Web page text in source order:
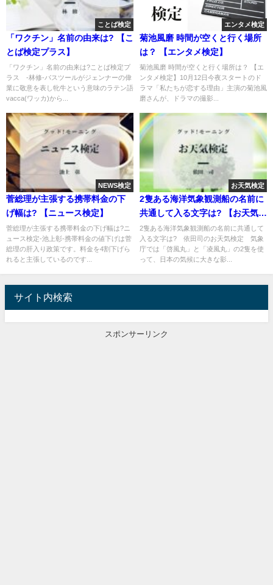
ことば検定
「ワクチン」名前の由来は? 【こ
とば検定プラス】
「ワクチン」名前の由来は?ことば検定プ
ラス -林修-パスツールがジェンナーの偉
業に敬意を表し牝牛という意味のラテン語
vacca(ワッカ)から...
エンタメ検定
菊池風磨 時間が空くと行く場所
は？ 【エンタメ検定】
菊池風磨 時間が空くと行く場所は？ 【エ
ンタメ検定】10月12日今夜スタートのド
ラマ「私たちが恋する理由」主演の菊池風
磨さんが、ドラマの撮影...
NEWS検定
菅総理が主張する携帯料金の下
げ幅は? 【ニュース検定】
菅総理が主張する携帯料金の下げ幅は?ニ
ュース検定-池上彰-携帯料金の値下げは菅
総理の肝入り政策です。料金を4割下げら
れると主張しているのです...
お天気検定
2隻ある海洋気象観測船の名前に
共通して入る文字は? 【お天気検
定】
2隻ある海洋気象観測船の名前に共通して
入る文字は? 依田司のお天気検定 気象
庁では「啓風丸」と「凌風丸」の2隻を使
って、日本の気候に大きな影...
サイト内検索
スポンサーリンク